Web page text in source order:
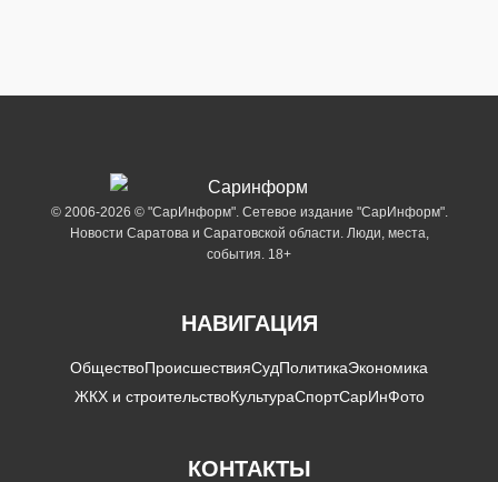
© 2006-2026 © "СарИнформ". Сетевое издание "СарИнформ".
Новости Саратова и Саратовской области. Люди, места,
события. 18+
НАВИГАЦИЯ
ОбществоПроисшествияСудПолитикаЭкономика
ЖКХ и строительствоКультураСпортСарИнФото
КОНТАКТЫ